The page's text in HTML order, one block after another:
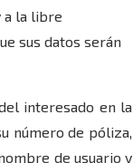
a la libre
sus datos serán
interesado en la
número de póliza,
de usuario y